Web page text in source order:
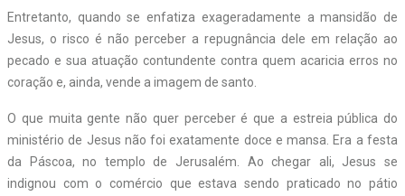
Entretanto, quando se enfatiza exageradamente a mansidão de
Jesus, o risco é não perceber a repugnância dele em relação ao
pecado e sua atuação contundente contra quem acaricia erros no
coração e, ainda, vende a imagem de santo.
O que muita gente não quer perceber é que a estreia pública do
ministério de Jesus não foi exatamente doce e mansa. Era a festa
da Páscoa, no templo de Jerusalém. Ao chegar ali, Jesus se
indignou com o comércio que estava sendo praticado no pátio